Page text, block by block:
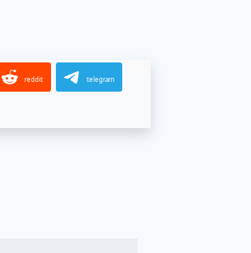
reddit telegram